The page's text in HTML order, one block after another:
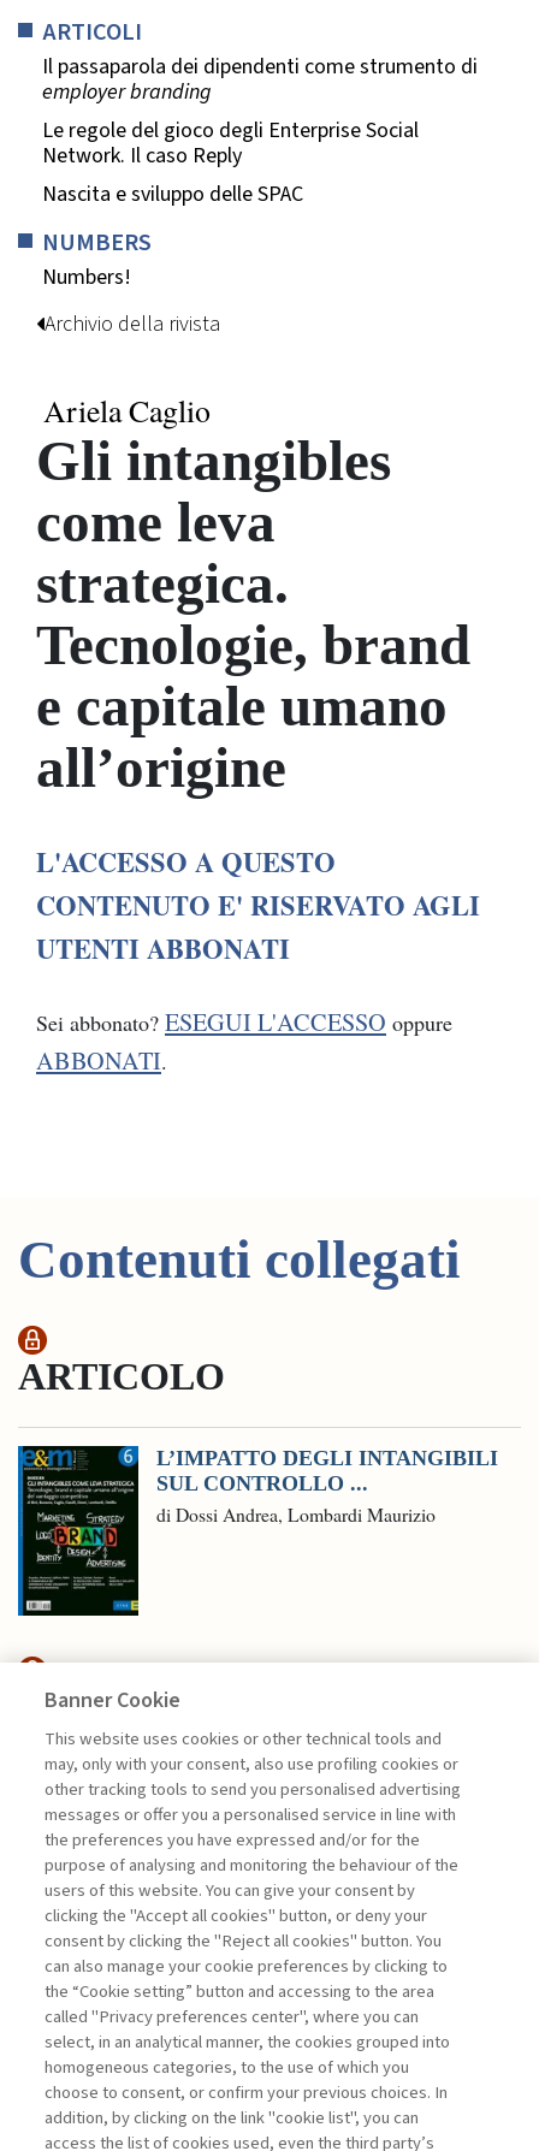
ARTICOLI
Il passaparola dei dipendenti come strumento di
employer branding
Le regole del gioco degli Enterprise Social
Network. Il caso Reply
Nascita e sviluppo delle SPAC
NUMBERS
Numbers!
Archivio della rivista
Ariela Caglio
Gli intangibles
come leva
strategica.
Tecnologie, brand
e capitale umano
all’origine
L'ACCESSO A QUESTO
CONTENUTO E' RISERVATO AGLI
UTENTI ABBONATI
Sei abbonato? ESEGUI L'ACCESSO oppure
ABBONATI.
Contenuti collegati
ARTICOLO
L’IMPATTO DEGLI INTANGIBILI
SUL CONTROLLO ...
di Dossi Andrea, Lombardi Maurizio
FINANCE
CFO E INTELLIGENZA
ARTIFICIALE: L’EVOLUZIONE ...
di Andrea Beltratti e Alessia Bezzecchi
La consultazione dei libri è riservata esclusivamente
agli abbonati Premium
Legenda: Accedi Per registrati Per abbonati
Banner Cookie
This website uses cookies or other technical tools and
may, only with your consent, also use profiling cookies or
other tracking tools to send you personalised advertising
messages or offer you a personalised service in line with
the preferences you have expressed and/or for the
purpose of analysing and monitoring the behaviour of the
users of this website. You can give your consent by
clicking the "Accept all cookies" button, or deny your
consent by clicking the "Reject all cookies" button. You
can also manage your cookie preferences by clicking to
the “Cookie setting” button and accessing to the area
called "Privacy preferences center", where you can
select, in an analytical manner, the cookies grouped into
homogeneous categories, to the use of which you
choose to consent, or confirm your previous choices. In
addition, by clicking on the link "cookie list", you can
access the list of cookies used, even the third party’s